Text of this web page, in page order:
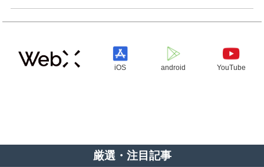
iOS android YouTube
厳選・注目記事